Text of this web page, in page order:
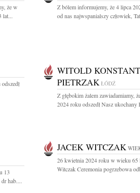
że w
lat...
Z bólem informujemy, że 4 lipca
od nas najwspanialszy człowiek,
WITOLD
PIETRZAK ŁÓDŹ
Z głębokim żalem zawiadamiamy,
2024 roku odszedł Nasz ukochany
13
hab....
JACEK WITCZAK
26 kwietnia 2024 roku w wieku 65
Witczak Ceremonia pogrzebowa